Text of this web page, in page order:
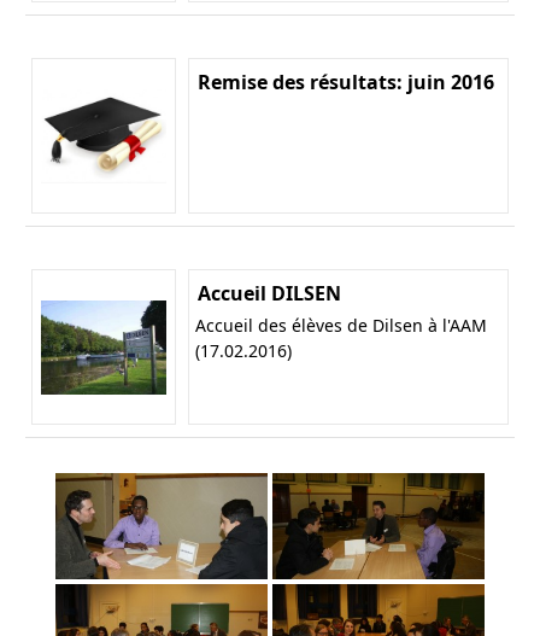
Remise des résultats: juin 2016
Accueil DILSEN
Accueil des élèves de Dilsen à l'AAM
(17.02.2016)